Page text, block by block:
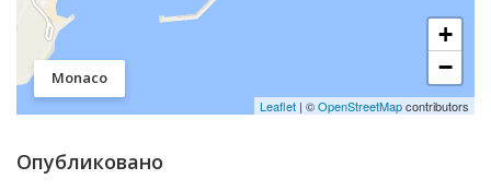
Monaco
+
−
Leaflet | ©OpenStreetMapcontributors
Опубликовано